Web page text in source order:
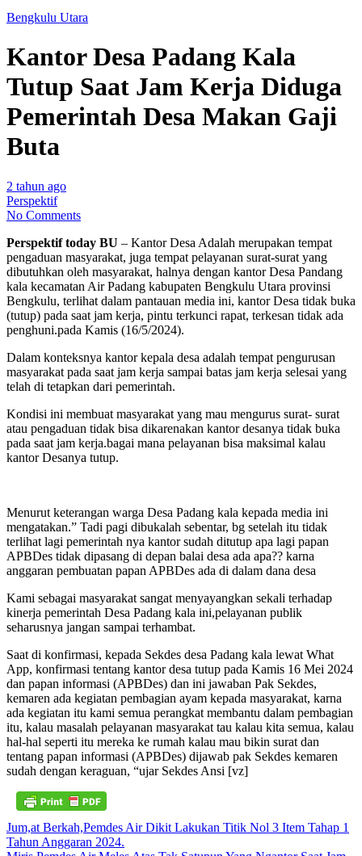
Bengkulu Utara
Kantor Desa Padang Kala
Tutup Saat Jam Kerja Diduga
Pemerintah Desa Makan Gaji
Buta
2 tahun ago
Perspektif
No Comments
Perspektif today BU – Kantor Desa Adalah merupakan tempat
pengaduan masyarakat, juga tempat pelayanan surat-surat yang
dibutuhkan oleh masyarakat, halnya dengan kantor Desa Pandang
kala kecamatan Air Padang kabupaten Bengkulu Utara provinsi
Bengkulu, terlihat dalam pantauan media ini, kantor Desa tidak buka
(tutup) pada saat jam kerja, pintu terkunci rapat, terkesan tidak ada
penghuni.pada Kamis (16/5/2024).
Dalam konteksnya kantor kepala desa adalah tempat pengurusan
masyarakat pada saat jam kerja sampai batas jam kerja selesai yang
telah di tetapkan dari pemerintah.
Kondisi ini membuat masyarakat yang mau mengurus surat- surat
atau pengaduan tidak bisa dikarenakan kantor desanya tidak buka
pada saat jam kerja.bagai mana pelayanan bisa maksimal kalau
kantor Desanya tutup.
Menurut keterangan warga Desa Padang kala kepada media ini
mengatakan.” Tadi pagi dibukalah sebentar, bg setelah itu tidak
terlihat lagi pemerintah nya kantor sudah ditutup apa lagi papan
APBDes tidak dipasang di depan balai desa ada apa?? karna
anggaran pembuatan papan APBDes ada di dalam dana desa
Kami sebagai masyarakat sangat menyayangkan sekali terhadap
kinerja pemerintah Desa Padang kala ini,pelayanan publik
seharusnya jangan sampai terhambat.
Saat di konfirmasi, kepada Sekdes desa Padang kala lewat What
App, konfirmasi tentang kantor desa tutup pada Kamis 16 Mei 2024
dan papan informasi (APBDes) dan ini jawaban Pak Sekdes,
kemaren ada kegiatan pembagian ayam kepada masyarakat, karna
ada kegiatan itu kami semua perangkat membantu dalam pembagian
itu, kalau masalah pelayanan masyarakat tau kalau kita semua, kalau
hal-hal seperti itu mereka ke rumah kalau mau bikin surat dan
tentang papan informasi (APBDes) dijawab pak Sekdes kemaren
sudah dengan keraguan, “ujar Sekdes Ansi [vz]
Navigasi
Jum,at Berkah,Pemdes Air Dikit Lakukan Titik Nol 3 Item Tahap 1
Tahun Anggaran 2024.